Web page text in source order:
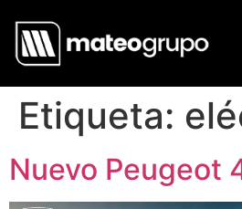
Etiqueta:
Nuevo Peugeot